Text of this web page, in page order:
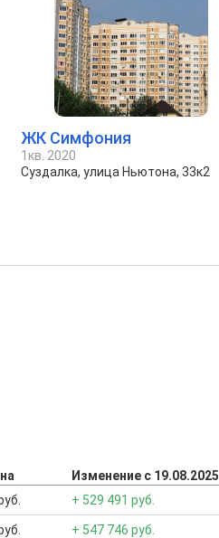
ЖК Симфония
1кв. 2020
Суздалка, улица Ньютона, 33к2
Изменение с 19.08.2025
+ 529 491 руб.
+ 547 746 руб.